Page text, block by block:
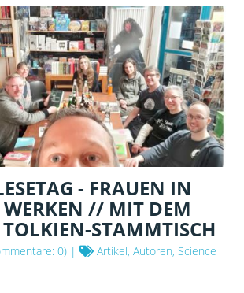
IM
OTHERLAND
ZUGESCHLAGEN
...
ÄH,
GEWÜRFELT.
- FRAUEN IN
// MIT DEM
STAMMTISCH
0) |
Artikel, Autoren, Science